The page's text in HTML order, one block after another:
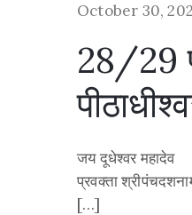
October 30,
28/29
जय दूधेश्वर महादेव
प्रवक्ता
[…]